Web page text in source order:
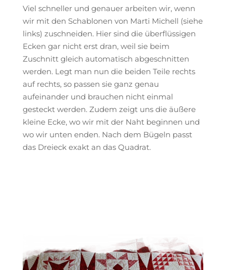
Viel schneller und genauer arbeiten wir, wenn
wir mit den Schablonen von Marti Michell (siehe
links) zuschneiden. Hier sind die überflüssigen
Ecken gar nicht erst dran, weil sie beim
Zuschnitt gleich automatisch abgeschnitten
werden. Legt man nun die beiden Teile rechts
auf rechts, so passen sie ganz genau
aufeinander und brauchen nicht einmal
gesteckt werden. Zudem zeigt uns die äußere
kleine Ecke, wo wir mit der Naht beginnen und
wo wir unten enden. Nach dem Bügeln passt
das Dreieck exakt an das Quadrat.